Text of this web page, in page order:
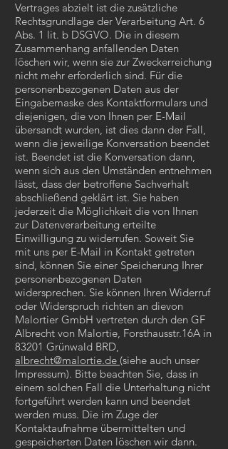
Vertrages abzielt ist die zusätzliche
Rechtsgrundlage der Verarbeitung Art. 6
Abs. 1 lit. b DSGVO. Die in diesem
Zusammenhang anfallenden Daten
löschen wir, wenn sie zur Zweckerreichung
nicht mehr erforderlich sind. Für die
personenbezogenen Daten aus der
Eingabemaske des Kontaktformulars und
diejenigen, die von Ihnen per E-Mail
übersandt wurden, ist dies dann der Fall,
wenn die jeweilige Konversation beendet
ist. Beendet ist die Konversation dann,
wenn sich aus den Umständen entnehmen
lässt, dass der betroffene Sachverhalt
abschließend geklärt ist. Sie haben
jederzeit die Möglichkeit die von Ihnen
zur Datenverarbeitung erteilte
Einwilligung zu widerrufen. Soweit Sie
mit uns per E-Mail in Kontakt getreten
sind, können Sie einer Speicherung Ihrer
personenbezogenen Daten
widersprechen. Sie können Ihren Widerruf
oder Widerspruch richten an dievon
Malortier GmbH vertreten durch den GF
Albrecht von Malortie, Forsthausstr.16A in
83201 Grünwald BRD,
albrecht@malortie.de (siehe auch unser
Impressum). Bitte beachten Sie, dass in
einem solchen Fall die Unterhaltung nicht
fortgeführt werden kann und beendet
werden muss. Die im Zuge der
Kontaktaufnahme übermittelten und
gespeicherten Daten löschen wir dann.